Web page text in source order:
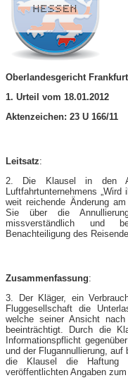
Oberlandesgericht Frankfurt
1. Urteil vom 18.01.2012
Aktenzeichen: 23 U 166/11
Leitsatz:
2. Die Klausel in den
Luftfahrtunternehmens
weit reichende Änderung
Sie über die
missverständlich und
Benachteiligung des
Zusammenfassung:
3. Der Kläger, ein
Fluggesellschaft die
welche seiner Ansicht
beeinträchtigt. Durch die
Informationspflicht
und der Flugannullierung,
die Klausel die
veröffentlichten Angaben